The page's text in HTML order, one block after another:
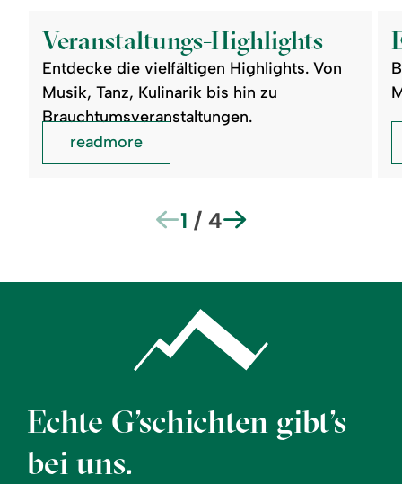
Veranstaltungs-Highlights
Entdecke die vielfältigen Highlights. Von
Musik, Tanz, Kulinarik bis hin zu
Brauchtumsveranstaltungen.
Veranstaltungs-
Highlights
readmore
1 / 4
Echte G’schichten gibt’s
bei uns.